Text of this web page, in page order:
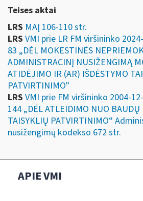
Teises aktai
LRS MAĮ 106-110 str.
LRS VMI prie LR FM viršininko
83 „DĖL MOKESTINĖS
ADMINISTRACINĮ NUSIŽENGIMĄ
ATIDĖJIMO IR (AR) IŠDĖSTYMO
PATVIRTINIMO"
LRS VMI prie FM viršininko 2004-
144 „DĖL ATLEIDIMO NUO
TAISYKLIŲ PATVIRTINIMO“
nusižengimų kodekso 672 str.
APIE VMI